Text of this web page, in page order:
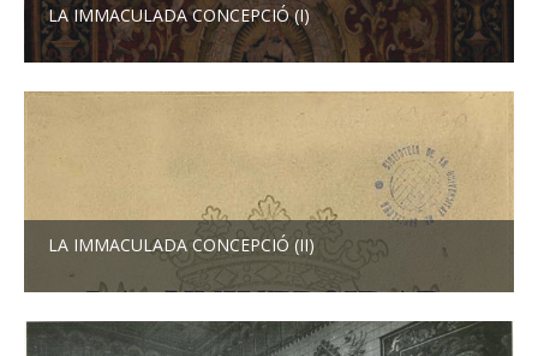
LA IMMACULADA CONCEPCIÓ (I)
LA IMMACULADA CONCEPCIÓ (II)